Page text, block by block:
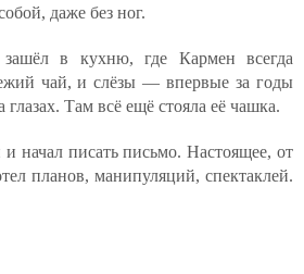
даже без ног.
в кухню, где Кармен всегда
чай, и слёзы — впервые за годы
Там всё ещё стояла её чашка.
начал писать письмо. Настоящее, от
планов, манипуляций, спектаклей.